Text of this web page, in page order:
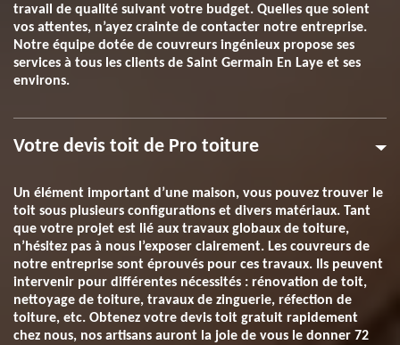
travail de qualité suivant votre budget. Quelles que soient
vos attentes, n’ayez crainte de contacter notre entreprise.
Notre équipe dotée de couvreurs ingénieux propose ses
services à tous les clients de Saint Germain En Laye et ses
environs.
Votre devis toit de Pro toiture
Un élément important d’une maison, vous pouvez trouver le
toit sous plusieurs configurations et divers matériaux. Tant
que votre projet est lié aux travaux globaux de toiture,
n’hésitez pas à nous l’exposer clairement. Les couvreurs de
notre entreprise sont éprouvés pour ces travaux. Ils peuvent
intervenir pour différentes nécessités : rénovation de toit,
nettoyage de toiture, travaux de zinguerie, réfection de
toiture, etc. Obtenez votre devis toit gratuit rapidement
chez nous, nos artisans auront la joie de vous le donner 72